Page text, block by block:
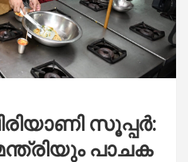
സൂപ്പര്‍:
പാചക